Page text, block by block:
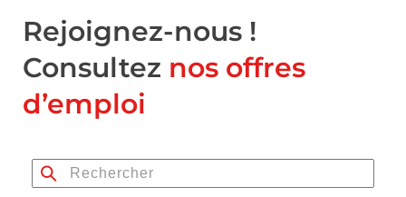
Rejoignez-nous !
Consultez nos offres
d’emploi